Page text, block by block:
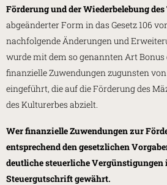
Förderung und der Wiederbelebung
abgeänderter Form in das Gesetz 106
nachfolgende Änderungen und
wurde mit dem so genannten Art
finanzielle Zuwendungen zugunsten
eingeführt, die auf die Förderung des
des Kulturerbes abzielt.
Wer finanzielle Zuwendungen zur
entsprechend den gesetzlichen
deutliche steuerliche Vergünstigungen
Steuergutschrift gewährt.